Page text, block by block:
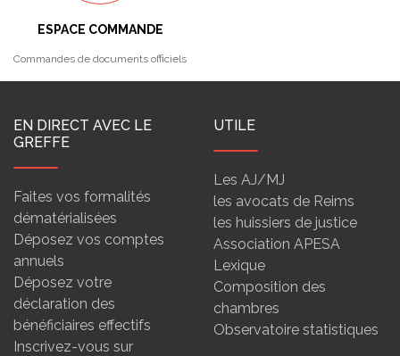
ESPACE COMMANDE
Commandes de documents officiels
EN DIRECT AVEC LE
GREFFE
Faites vos formalités
dématérialisées
Déposez vos comptes
annuels
Déposez votre
déclaration des
bénéficiaires effectifs
Inscrivez-vous sur
UTILE
Les AJ/MJ
les avocats de Reims
les huissiers de justice
Association APESA
Lexique
Composition des
chambres
Observatoire statistiques